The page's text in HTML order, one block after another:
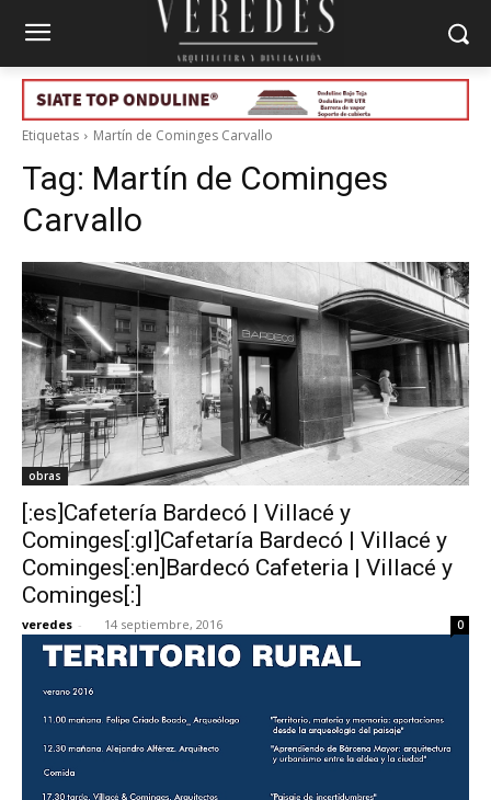
Etiquetas Martín de Cominges Carvallo
Tag: Martín de Cominges
Carvallo
obras
[:es]Cafetería Bardecó | Villacé y
Cominges[:gl]Cafetaría Bardecó | Villacé y
Cominges[:en]Bardecó Cafeteria | Villacé y
Cominges[:]
veredes - 14 septiembre, 2016 0